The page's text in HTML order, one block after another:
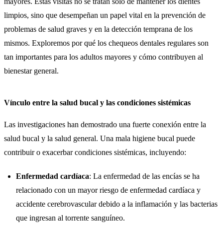
limpios, sino que desempeñan un papel vital en la prevención de
problemas de salud graves y en la detección temprana de los
mismos. Exploremos por qué los chequeos dentales regulares son
tan importantes para los adultos mayores y cómo contribuyen al
bienestar general.
Vínculo entre la salud bucal y las condiciones sistémicas
Las investigaciones han demostrado una fuerte conexión entre la
salud bucal y la salud general. Una mala higiene bucal puede
contribuir o exacerbar condiciones sistémicas, incluyendo:
Enfermedad cardíaca: La enfermedad de las encías se ha
relacionado con un mayor riesgo de enfermedad cardíaca y
accidente cerebrovascular debido a la inflamación y las bacterias
que ingresan al torrente sanguíneo.